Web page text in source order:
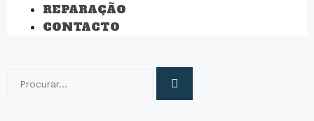
REPARAÇÃO
CONTACTO